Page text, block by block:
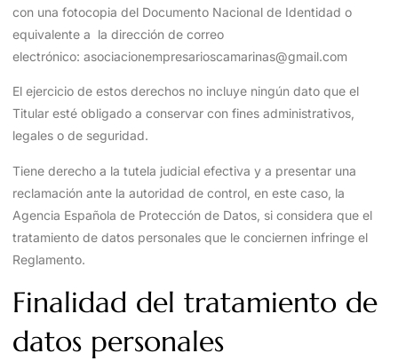
con una fotocopia del Documento Nacional de Identidad o
equivalente a la dirección de correo
electrónico: asociacionempresarioscamarinas@gmail.com
El ejercicio de estos derechos no incluye ningún dato que el
Titular esté obligado a conservar con fines administrativos,
legales o de seguridad.
Tiene derecho a la tutela judicial efectiva y a presentar una
reclamación ante la autoridad de control, en este caso, la
Agencia Española de Protección de Datos, si considera que el
tratamiento de datos personales que le conciernen infringe el
Reglamento.
Finalidad del tratamiento de
datos personales